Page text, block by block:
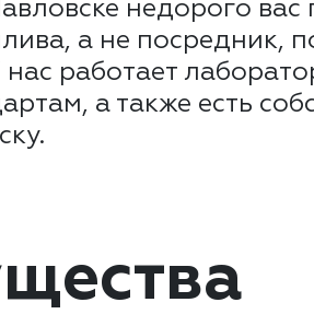
недорого
а не посредник,
работает
а также есть